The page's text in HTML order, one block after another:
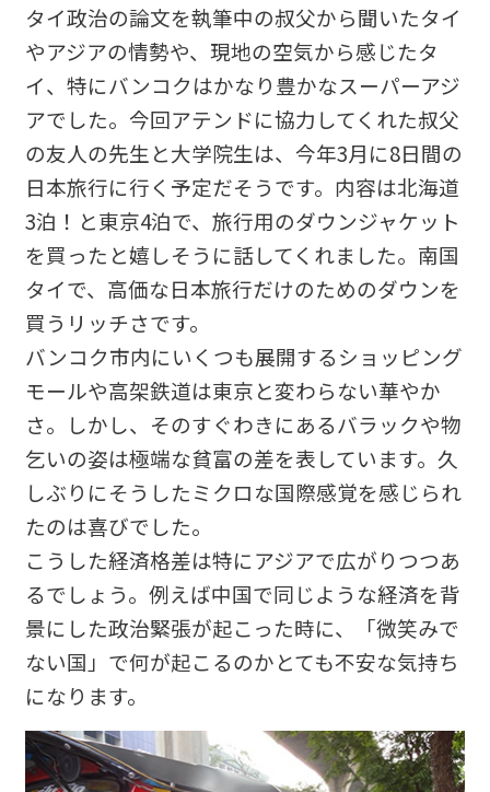
タイ政治の論文を執筆中の叔父から聞いたタイ
やアジアの情勢や、現地の空気から感じたタ
イ、特にバンコクはかなり豊かなスーパーアジ
アでした。今回アテンドに協力してくれた叔父
の友人の先生と大学院生は、今年3月に8日間の
日本旅行に行く予定だそうです。内容は北海道
3泊！と東京4泊で、旅行用のダウンジャケット
を買ったと嬉しそうに話してくれました。南国
タイで、高価な日本旅行だけのためのダウンを
買うリッチさです。
バンコク市内にいくつも展開するショッピング
モールや高架鉄道は東京と変わらない華やか
さ。しかし、そのすぐわきにあるバラックや物
乞いの姿は極端な貧富の差を表しています。久
しぶりにそうしたミクロな国際感覚を感じられ
たのは喜びでした。
こうした経済格差は特にアジアで広がりつつあ
るでしょう。例えば中国で同じような経済を背
景にした政治緊張が起こった時に、「微笑みで
ない国」で何が起こるのかとても不安な気持ち
になります。